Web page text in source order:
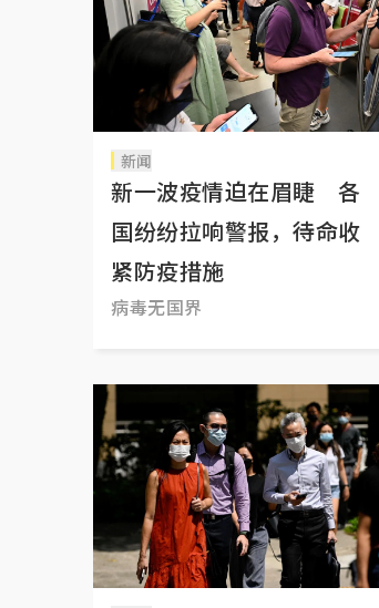
新闻
新一波疫情迫在眉睫 各
国纷纷拉响警报，待命收
紧防疫措施
病毒无国界